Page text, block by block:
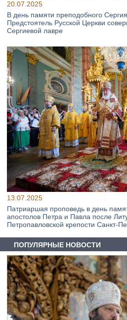
20.07.2025
В день памяти преподобного
Предстоятель Русской Церкви
Сергиевой лавре
13.07.2025
Патриаршая проповедь в день
апостолов Петра и Павла после
Петропавловской крепости Санкт-
ПОПУЛЯРНЫЕ НОВОСТИ